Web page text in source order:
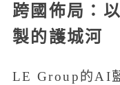
跨國佈局：
製的護城河
LE Group的AI